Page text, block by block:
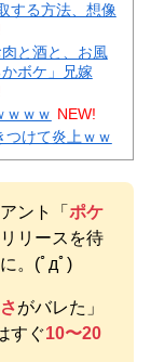
する方法、想像
と酒と、お風
ボケ」兄嫁
ｗｗｗ NEW!
つけて炎上ｗｗ
いに行くか」店
（63歳）、最
人だとネット
会継続→ガル
然→トピ乱立に
ント「 ポケ
リースを待
。(ﾟдﾟ)
がバレた」
すぐ10〜20